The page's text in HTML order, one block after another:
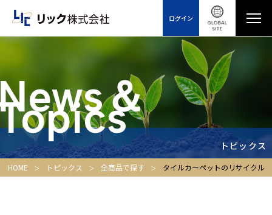
ログイン
＆
トピックス
HOME トピックス 全商品で探す タイルカーペットのリサイクル